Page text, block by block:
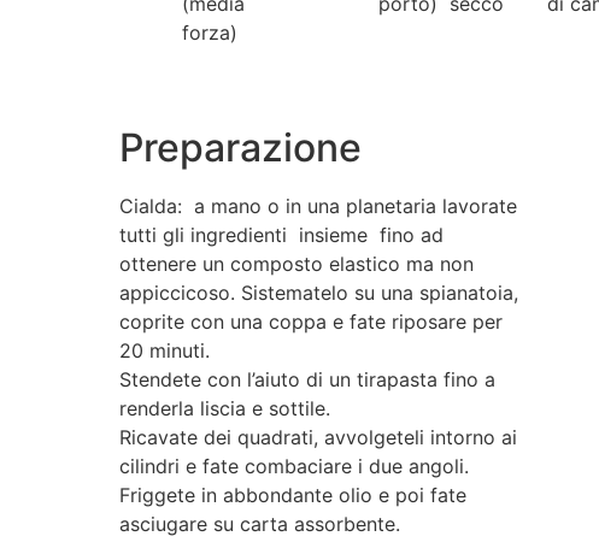
forza)
Preparazione
Cialda: a mano o in una planetaria lavorate
tutti gli ingredienti insieme fino ad
ottenere un composto elastico ma non
appiccicoso. Sistematelo su una spianatoia,
coprite con una coppa e fate riposare per
20 minuti.
Stendete con l’aiuto di un tirapasta fino a
renderla liscia e sottile.
Ricavate dei quadrati, avvolgeteli intorno ai
cilindri e fate combaciare i due angoli.
Friggete in abbondante olio e poi fate
asciugare su carta assorbente.